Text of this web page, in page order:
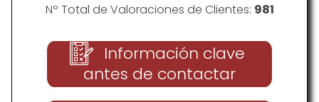
Nº Total de Valoraciones de Clientes: 981
Información clave
antes de contactar